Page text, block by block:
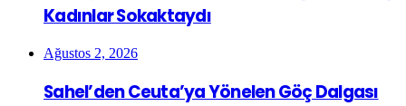
Kadınlar Sokaktaydı
Ağustos 2, 2026
Sahel’den Ceuta’ya Yönelen Göç Dalgası